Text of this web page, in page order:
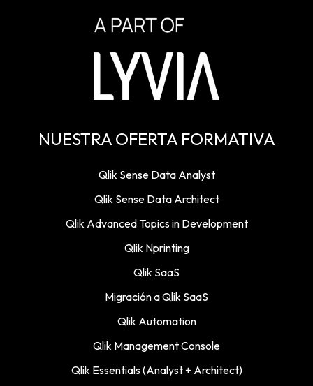
NUESTRA OFERTA FORMATIVA
Qlik Sense Data Analyst
Qlik Sense Data Architect
Qlik Advanced Topics in Development
Qlik Nprinting
Qlik SaaS
Migración a Qlik SaaS
Qlik Automation
Qlik Management Console
Qlik Essentials (Analyst + Architect)